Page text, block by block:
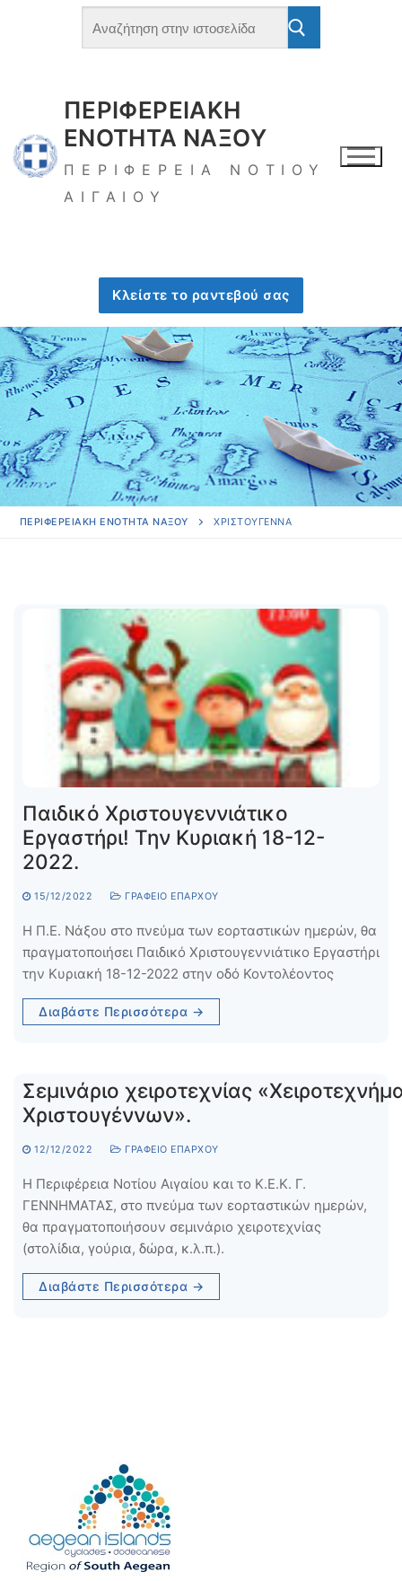
Αναζήτηση
για:
ΠΕΡΙΦΕΡΕΙΑΚΗ
ΕΝΟΤΗΤΑ ΝΑΞΟΥ
ΠΕΡΙΦΕΡΕΙΑ ΝΟΤΙΟΥ
ΑΙΓΑΙΟΥ
Κλείστε το ραντεβού σας
ΠΕΡΙΦΕΡΕΙΑΚΗ ΕΝΟΤΗΤΑ ΝΑΞΟΥ ΧΡΙΣΤΟΎΓΕΝΝΑ
Παιδικό Χριστουγεννιάτικο
Εργαστήρι! Την Κυριακή 18-12-
2022.
15/12/2022 ΓΡΑΦΕΊΟ ΕΠΆΡΧΟΥ
Η Π.Ε. Νάξου στο πνεύμα των εορταστικών ημερών, θα
πραγματοποιήσει Παιδικό Χριστουγεννιάτικο Εργαστήρι
την Κυριακή 18-12-2022 στην οδό Κοντολέοντος
Διαβάστε Περισσότερα →
Σεμινάριο χειροτεχνίας
12/12/2022 ΓΡΑΦΕΊΟ ΕΠΆΡΧΟΥ
Η Περιφέρεια Νοτίου Αιγαίου και το Κ.Ε.Κ. Γ.
ΓΕΝΝΗΜΑΤΑΣ, στο πνεύμα των εορταστικών ημερών,
θα πραγματοποιήσουν σεμινάριο χειροτεχνίας
(στολίδια, γούρια, δώρα, κ.λ.π.).
Διαβάστε Περισσότερα →